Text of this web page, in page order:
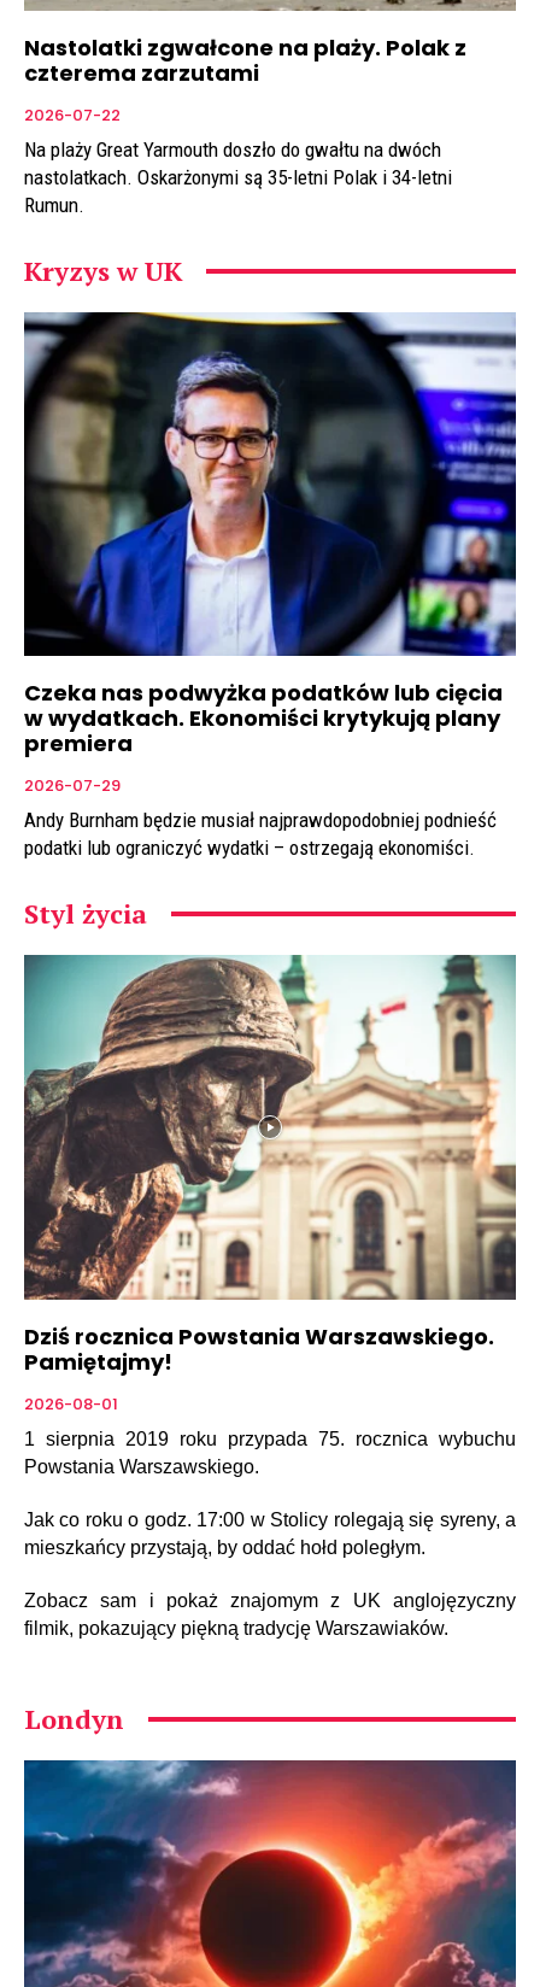
Nastolatki zgwałcone na plaży. Polak z
czterema zarzutami
2026-07-22
Na plaży Great Yarmouth doszło do gwałtu na dwóch
nastolatkach. Oskarżonymi są 35-letni Polak i 34-letni
Rumun.
Kryzys w UK
Czeka nas podwyżka podatków lub cięcia
w wydatkach. Ekonomiści krytykują plany
premiera
2026-07-29
Andy Burnham będzie musiał najprawdopodobniej podnieść
podatki lub ograniczyć wydatki – ostrzegają ekonomiści.
Styl życia
Dziś rocznica Powstania Warszawskiego.
Pamiętajmy!
2026-08-01
1 sierpnia 2019 roku przypada 75. rocznica wybuchu
Powstania Warszawskiego.
Jak co roku o godz. 17:00 w Stolicy rolegają się syreny, a
mieszkańcy przystają, by oddać hołd poległym.
Zobacz sam i pokaż znajomym z UK anglojęzyczny
filmik, pokazujący piękną tradycję Warszawiaków.
Londyn